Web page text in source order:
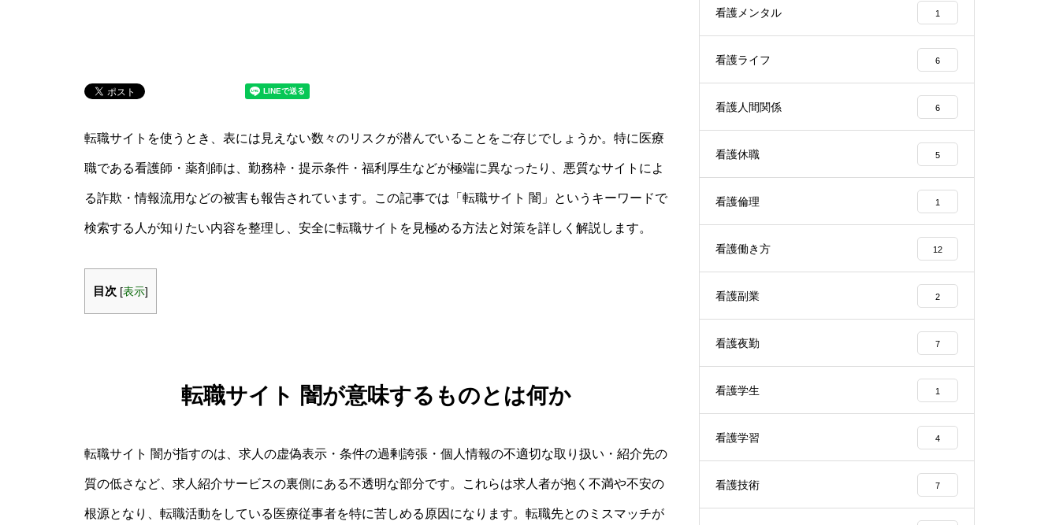
転職サイトを使うとき、表には見えない数々のリスクが潜んでいることをご存じでしょうか。特に医療
職である看護師・薬剤師は、勤務枠・提示条件・福利厚生などが極端に異なったり、悪質なサイトによ
る詐欺・情報流用などの被害も報告されています。この記事では「転職サイト 闇」というキーワードで
検索する人が知りたい内容を整理し、安全に転職サイトを見極める方法と対策を詳しく解説します。
目次 [表示]
転職サイト 闇が意味するものとは何か
転職サイト 闇が指すのは、求人の虚偽表示・条件の過剰誇張・個人情報の不適切な取り扱い・紹介先の
質の低さなど、求人紹介サービスの裏側にある不透明な部分です。これらは求人者が抱く不満や不安の
根源となり、転職活動をしている医療従事者を特に苦しめる原因になります。転職先とのミスマッチが
看護メンタル 1
看護ライフ 6
看護人間関係 6
看護休職 5
看護倫理 1
看護働き方 12
看護副業 2
看護夜勤 7
看護学生 1
看護学習 4
看護技術 7